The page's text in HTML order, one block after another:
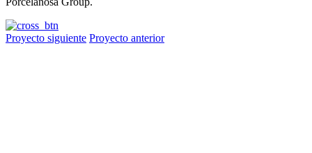
Proyecto siguiente Proyecto anterior